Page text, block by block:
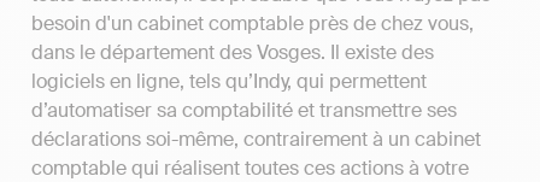
besoin d'un cabinet comptable près de chez vous,
dans le département des Vosges. Il existe des
logiciels en ligne, tels qu’Indy, qui permettent
d’automatiser sa comptabilité et transmettre ses
déclarations soi-même, contrairement à un cabinet
comptable qui réalisent toutes ces actions à votre